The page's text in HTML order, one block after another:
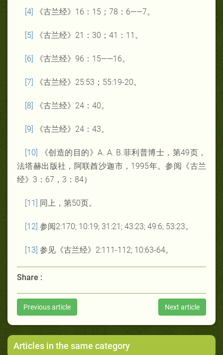
[4] 《古兰经》16：15；78：6——7。
[5] 《古兰经》21：30；41：11。
[6] 《古兰经》96：15——16。
[7] 《古兰经》25:53；55:19-20。
[8] 《古兰经》24：40。
[9] 《古兰经》24：43。
[10]
《创造的目的》A. A. B.菲利普博士，第49页，
法塔赫出版社，阿联酋沙迦市，1995年。参阅《古兰
经》3：67，3：84）
[11] 同上，第50页。
[12] 参阅2:170; 10:19; 31:21; 43:23; 49:6; 53:23。
[13] 参见《古兰经》2:111-112; 10:63-64。
Share :
Previous article Next article
Articles in the same category